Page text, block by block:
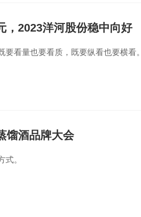
，2023洋河股份稳中向好
看量也要看质，既要纵看也要横看。
馏酒品牌大会
式。